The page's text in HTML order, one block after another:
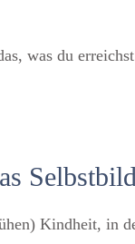
was du
Kindheit, in